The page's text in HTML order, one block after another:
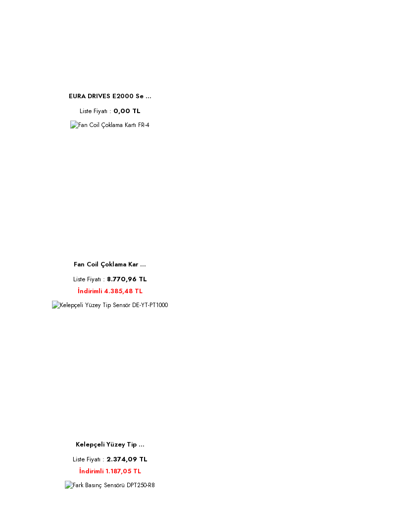
EURA DRIVES E2000 Se ...
Liste Fiyatı : 0,00 TL
Fan Coil Çoklama Kar ...
Liste Fiyatı : 8.770,96 TL
İndirimli 4.385,48 TL
Kelepçeli Yüzey Tip ...
Liste Fiyatı : 2.374,09 TL
İndirimli 1.187,05 TL